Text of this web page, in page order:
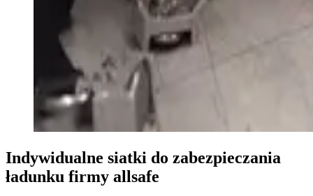
Indywidualne siatki do zabezpieczania
ładunku firmy allsafe